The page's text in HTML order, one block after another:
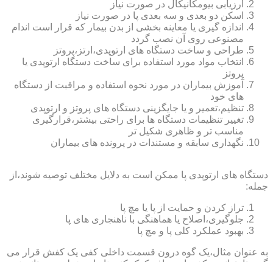
ارزیابی بیومکانیکال در صورت نیاز
اسکن دو بعدی و سه بعدی پا در صورت نیاز
اندازه گیری یا معاینه بخشی از بدن بیمار که قرار است اندام
مصنوعی روی آن نصب گردد
طراحی و ساخت دستگاه های ارتوپدی،ارتز،پروتز
انتخاب مواد مورد استفاده برای ساخت دستگاه ارتوپدی یا
پروتز
آموزش بیماران در مورد نحوه استفاده و مراقبت از دستگاه
های خود
تنظیم،تعمیر و یا جایگزینی دستگاه های پروتز و ارتوپدی
تغییر تنظیمات دستگاه ها برای راحتی بیشتر،قرارگیری
مناسب تر و ظاهری شکیل تر
نگهداری سابقه و مستندات در پرونده های بیماران
دستگاه های ارتوپدی پا ممکن است به دلایل مختلف توصیه شوند،از
جمله:
تراز کردن و حمایت از پا یا مچ پا
جلوگیری،اصلاح یا هماهنگی با ناهنجاری های پا
بهبود عملکرد کلی پا و مچ پا
به عنوان مثال،یک گوه درون قسمت داخلی کفی یک کفش قرار می